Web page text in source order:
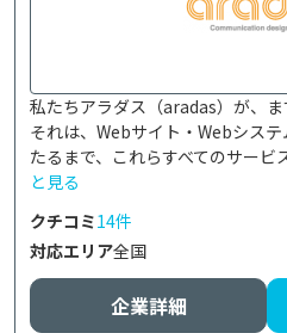
私たちアラダス（aradas）が、ま
それは、Webサイト・Webシス
たるまで、これらすべてのサービ
と見る
クチコミ14件
対応エリア全国
企業詳細